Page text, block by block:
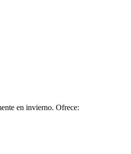
en invierno. Ofrece: